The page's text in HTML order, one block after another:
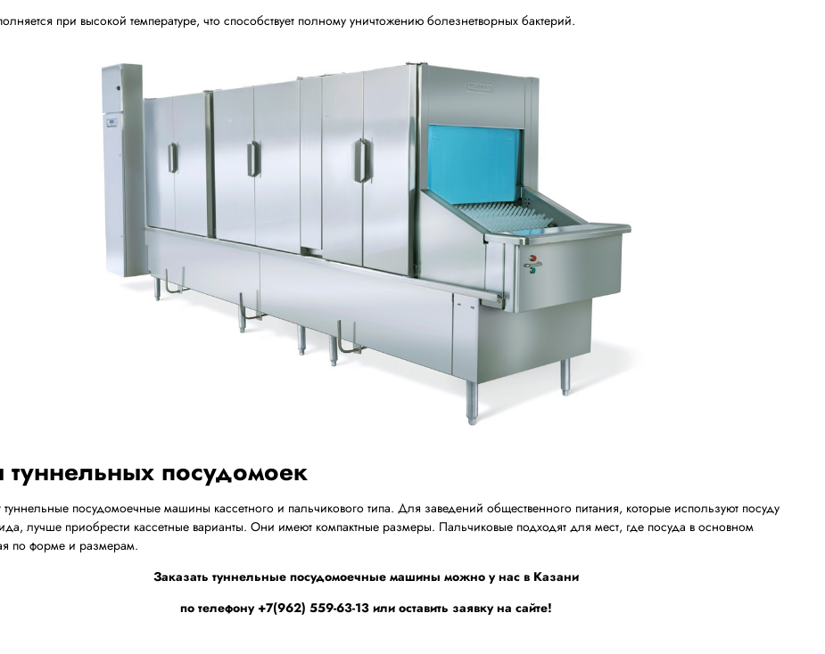
при высокой температуре, что способствует полному уничтожению болезнетворных бактерий.
туннельных посудомоек
туннельные посудомоечные машины кассетного и пальчикового типа. Для заведений общественного питания, которые используют посуду
лучше приобрести кассетные варианты. Они имеют компактные размеры. Пальчиковые подходят для мест, где посуда в основном
по форме и размерам.
Заказать туннельные посудомоечные машины можно у нас в Казани
по телефону +7(962) 559-63-13 или оставить заявку на сайте!